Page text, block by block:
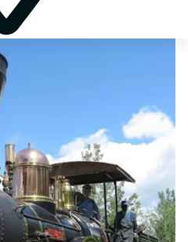
Image 5
Image 6
Image 7
Image 8
Image 9
Image 10
Image 13
Image 14
Image 15
Image 16
Image 17
Image 18